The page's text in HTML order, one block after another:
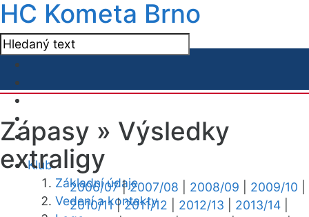
HC Kometa Brno
Klub
Základní údaje
Vedení a kontakty
Zápasy » Výsledky
extraligy
2006/07|2007/08 2008/09 2009/10
2010/11|2011/12 2012/13 2013/14